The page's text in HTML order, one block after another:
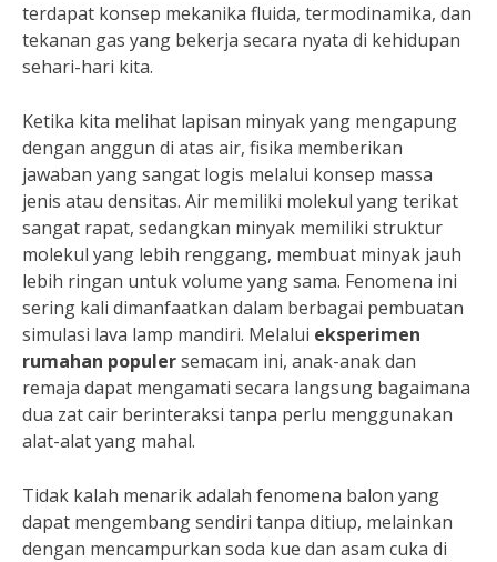
terdapat konsep mekanika fluida, termodinamika, dan
tekanan gas yang bekerja secara nyata di kehidupan
sehari-hari kita.
Ketika kita melihat lapisan minyak yang mengapung
dengan anggun di atas air, fisika memberikan
jawaban yang sangat logis melalui konsep massa
jenis atau densitas. Air memiliki molekul yang terikat
sangat rapat, sedangkan minyak memiliki struktur
molekul yang lebih renggang, membuat minyak jauh
lebih ringan untuk volume yang sama. Fenomena ini
sering kali dimanfaatkan dalam berbagai pembuatan
simulasi lava lamp mandiri. Melalui eksperimen
rumahan populersemacam ini, anak-anak dan
remaja dapat mengamati secara langsung bagaimana
dua zat cair berinteraksi tanpa perlu menggunakan
alat-alat yang mahal.
Tidak kalah menarik adalah fenomena balon yang
dapat mengembang sendiri tanpa ditiup, melainkan
dengan mencampurkan soda kue dan asam cuka di